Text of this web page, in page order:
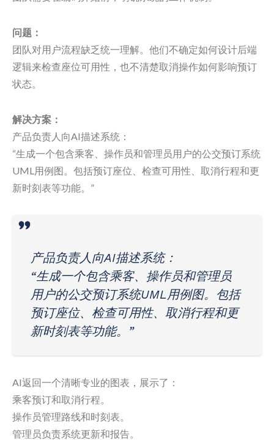
问题：
团队对用户流程缺乏统一理解。他们不确定如何设计后端
逻辑来检查座位可用性，也不清楚取消操作如何影响预订
状态。
解决方案：
产品负责人向AI描述系统：
“生成一个包含乘客、操作员和管理员用户的公交预订系统
UML用例图。包括预订座位、检查可用性、取消行程和更
新时刻表等功能。”
产品负责人向AI描述系统：
“生成一个包含乘客、操作员和管理员
用户的公交预订系统UML用例图。包括
预订座位、检查可用性、取消行程和更
新时刻表等功能。”
AI返回一个清晰专业的图表，展示了：
乘客预订和取消行程。
操作员管理路线和时刻表。
管理员负责系统更新和报告。